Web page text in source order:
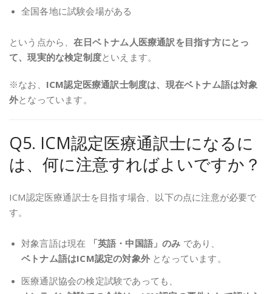
全国各地に試験会場がある
という点から、在日ベトナム人医療通訳を目指す方にとっ
て、現実的な検定制度といえます。
※なお、 ICM認定医療通訳士制度は、現在ベトナム語は対象
外となっています。
Q5. ICM認定医療通訳士になるに
は、何に注意すればよいですか？
ICM認定医療通訳士を目指す場合、以下の点に注意が必要で
す。
対象言語は現在 「英語・中国語」のみ であり、
ベトナム語はICM認定の対象外となっています。
医療通訳協会の検定試験であっても、